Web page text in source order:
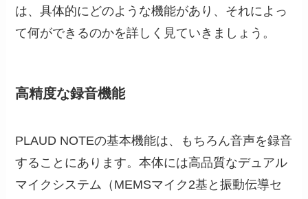
は、具体的にどのような機能があり、それによっ
て何ができるのかを詳しく見ていきましょう。
高精度な録音機能
PLAUD NOTEの基本機能は、もちろん音声を録音
することにあります。本体には高品質なデュアル
マイクシステム（MEMSマイク2基と振動伝導セ